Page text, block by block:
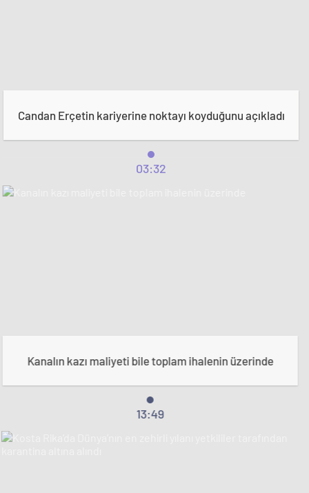
Candan Erçetin kariyerine noktayı koyduğunu açıkladı
03:32
Kanalın kazı maliyeti bile toplam ihalenin üzerinde
13:49